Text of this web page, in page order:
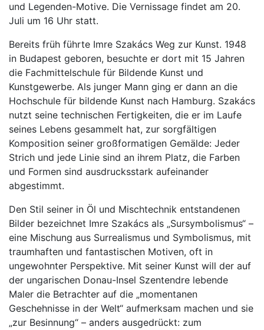
und Legenden-Motive. Die Vernissage findet am 20.
Juli um 16 Uhr statt.
Bereits früh führte Imre Szakács Weg zur Kunst. 1948
in Budapest geboren, besuchte er dort mit 15 Jahren
die Fachmittelschule für Bildende Kunst und
Kunstgewerbe. Als junger Mann ging er dann an die
Hochschule für bildende Kunst nach Hamburg. Szakács
nutzt seine technischen Fertigkeiten, die er im Laufe
seines Lebens gesammelt hat, zur sorgfältigen
Komposition seiner großformatigen Gemälde: Jeder
Strich und jede Linie sind an ihrem Platz, die Farben
und Formen sind ausdrucksstark aufeinander
abgestimmt.
Den Stil seiner in Öl und Mischtechnik entstandenen
Bilder bezeichnet Imre Szakács als „Sursymbolismus“ –
eine Mischung aus Surrealismus und Symbolismus, mit
traumhaften und fantastischen Motiven, oft in
ungewohnter Perspektive. Mit seiner Kunst will der auf
der ungarischen Donau-Insel Szentendre lebende
Maler die Betrachter auf die „momentanen
Geschehnisse in der Welt“ aufmerksam machen und sie
„zur Besinnung“ – anders ausgedrückt: zum